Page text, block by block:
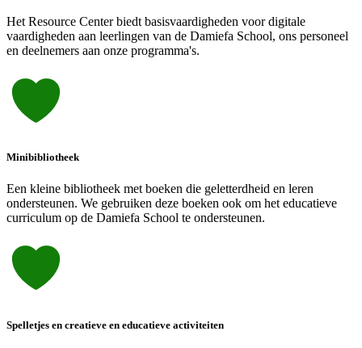
Het Resource Center biedt basisvaardigheden voor digitale
vaardigheden aan leerlingen van de Damiefa School, ons personeel
en deelnemers aan onze programma's.
Minibibliotheek
Een kleine bibliotheek met boeken die geletterdheid en leren
ondersteunen. We gebruiken deze boeken ook om het educatieve
curriculum op de Damiefa School te ondersteunen.
Spelletjes en creatieve en educatieve activiteiten